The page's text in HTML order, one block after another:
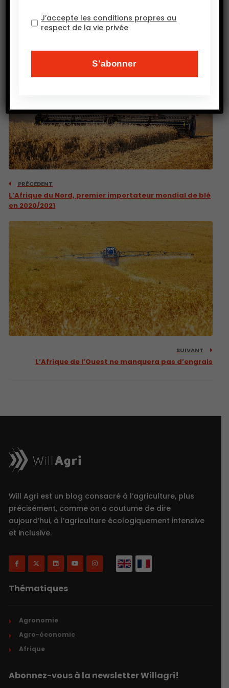
PRÉCEDENT
L’Afrique du Nord, premier importateur mondial de blé
en 2020/2021
SUIVANT
L’Afrique de l’Ouest ne manquera pas d’engrais
Will Agri est un blog consacré à l’agriculture, plus
précisément, comme on a coutume de dire
aujourd’hui, à l’agriculture écologiquement intensive
et inclusive.
Thématiques
Agronomie
Agro-économie
Afrique
Abonnez-vous à la newsletter Willagri!
J’accepte les conditions propres au
respect de la vie privée